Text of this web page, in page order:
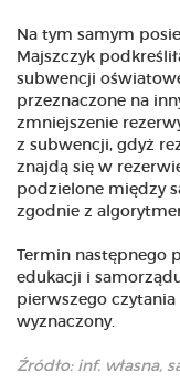
Na tym samym
Majszczyk
subwencji
przeznaczone na
zmniejszenie
z subwencji, gdyż
znajdą się w
podzielone między
zgodnie z
Termin następnego
edukacji i
pierwszego
wyznaczony.
Źródło: inf. własna,